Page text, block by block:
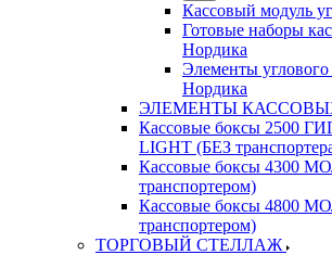
Кассовый модуль
Готовые наборы
Нордика
Элементы углового
Нордика
ЭЛЕМЕНТЫ
Кассовые боксы 2500
LIGHT (БЕЗ
Кассовые боксы 4300
транспортером)
Кассовые боксы 4800
транспортером)
ТОРГОВЫЙ СТЕЛЛАЖ